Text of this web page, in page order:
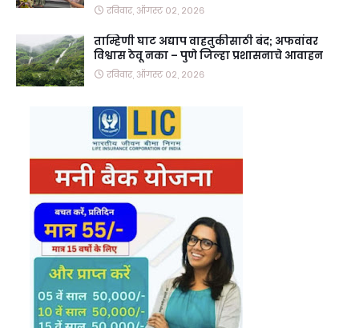
रविवार, ऑगस्ट ०२, २०२६
ताम्हिणी घाट अद्याप वाहतुकीसाठी बंद; अफवांवर
विश्वास ठेवू नका – पुणे जिल्हा प्रशासनाचे आवाहन
रविवार, ऑगस्ट ०२, २०२६